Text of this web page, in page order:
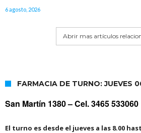
6 agosto, 2026
Abrir mas artículos
FARMACIA DE TURNO: JUEVES
San Martín 1380 –Cel. 3465 533060
El turno es desde el jueves a las 8.00